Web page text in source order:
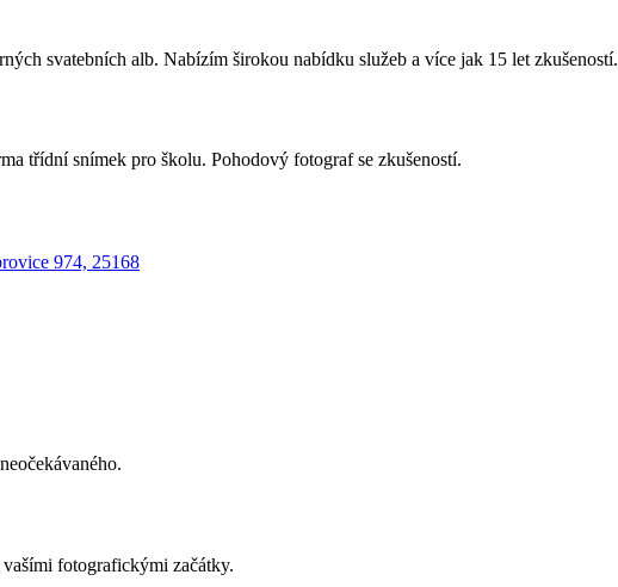
svatebních alb. Nabízím širokou nabídku služeb a více jak 15 let zkušeností.
třídní snímek pro školu. Pohodový fotograf se zkušeností.
974, 25168
fotografickými začátky.